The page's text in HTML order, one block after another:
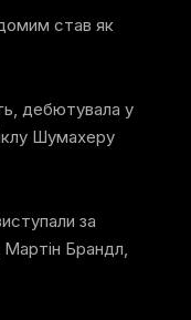
став як
дебютувала у
Шумахеру
за
Брандл,